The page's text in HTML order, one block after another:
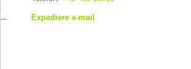
Expediere e-mail